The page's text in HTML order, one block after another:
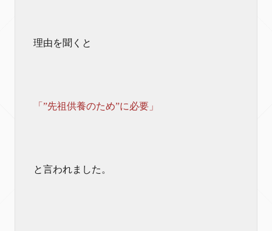
理由を聞くと
「”先祖供養のため”に必要」
と言われました。